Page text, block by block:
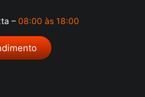
– 08:00 às 18:00